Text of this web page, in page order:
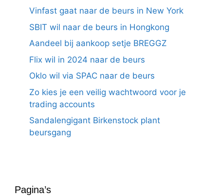
Vinfast gaat naar de beurs in New York
SBIT wil naar de beurs in Hongkong
Aandeel bij aankoop setje BREGGZ
Flix wil in 2024 naar de beurs
Oklo wil via SPAC naar de beurs
Zo kies je een veilig wachtwoord voor je
trading accounts
Sandalengigant Birkenstock plant
beursgang
Pagina’s